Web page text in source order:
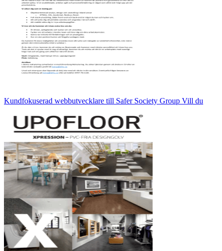
Kundfokuserad webbutvecklare till Safer Society Group Vill du